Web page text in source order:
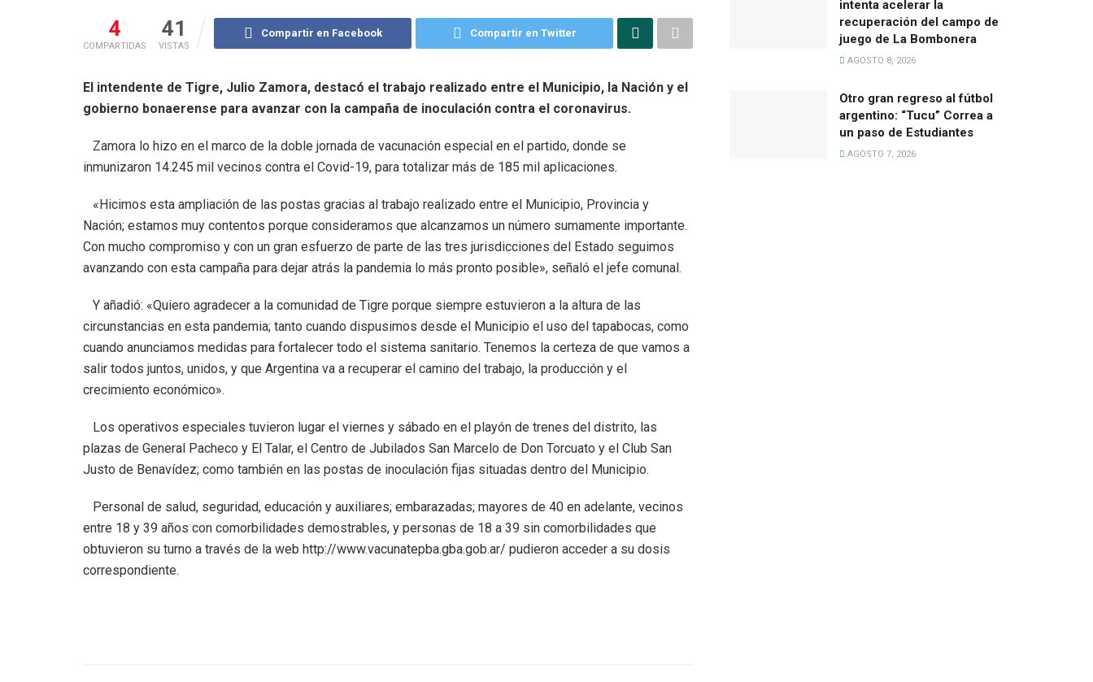
4
COMPARTIDAS
41
VISTAS
Compartir en Facebook Compartir en Twitter
El intendente de Tigre, Julio Zamora, destacó el trabajo realizado entre el Municipio, la Nación y el
gobierno bonaerense para avanzar con la campaña de inoculación contra el coronavirus.
Zamora lo hizo en el marco de la doble jornada de vacunación especial en el partido, donde se
inmunizaron 14.245 mil vecinos contra el Covid-19, para totalizar más de 185 mil aplicaciones.
«Hicimos esta ampliación de las postas gracias al trabajo realizado entre el Municipio, Provincia y
Nación; estamos muy contentos porque consideramos que alcanzamos un número sumamente importante.
Con mucho compromiso y con un gran esfuerzo de parte de las tres jurisdicciones del Estado seguimos
avanzando con esta campaña para dejar atrás la pandemia lo más pronto posible», señaló el jefe comunal.
Y añadió: «Quiero agradecer a la comunidad de Tigre porque siempre estuvieron a la altura de las
circunstancias en esta pandemia; tanto cuando dispusimos desde el Municipio el uso del tapabocas, como
cuando anunciamos medidas para fortalecer todo el sistema sanitario. Tenemos la certeza de que vamos a
salir todos juntos, unidos, y que Argentina va a recuperar el camino del trabajo, la producción y el
crecimiento económico».
Los operativos especiales tuvieron lugar el viernes y sábado en el playón de trenes del distrito, las
plazas de General Pacheco y El Talar, el Centro de Jubilados San Marcelo de Don Torcuato y el Club San
Justo de Benavídez; como también en las postas de inoculación fijas situadas dentro del Municipio.
Personal de salud, seguridad, educación y auxiliares; embarazadas; mayores de 40 en adelante, vecinos
entre 18 y 39 años con comorbilidades demostrables, y personas de 18 a 39 sin comorbilidades que
obtuvieron su turno a través de la web http://www.vacunatepba.gba.gob.ar/ pudieron acceder a su dosis
correspondiente.
intenta acelerar la
recuperación del campo de
juego de La Bombonera
AGOSTO 8, 2026
Otro gran regreso al fútbol
argentino: “Tucu” Correa a
un paso de Estudiantes
AGOSTO 7, 2026